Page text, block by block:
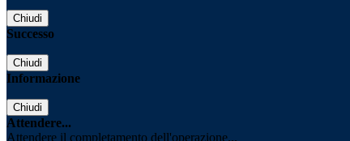
Chiudi
Successo
Chiudi
Informazione
Chiudi
Attendere...
Attendere il completamento dell'operazione...